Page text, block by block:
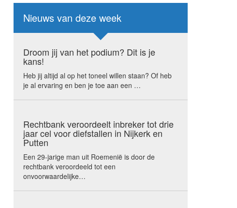
Nieuws van deze week
Droom jij van het podium? Dit is je
kans!
Heb jij altijd al op het toneel willen staan? Of heb
je al ervaring en ben je toe aan een …
Rechtbank veroordeelt inbreker tot drie
jaar cel voor diefstallen in Nijkerk en
Putten
Een 29-jarige man uit Roemenië is door de
rechtbank veroordeeld tot een
onvoorwaardelijke…